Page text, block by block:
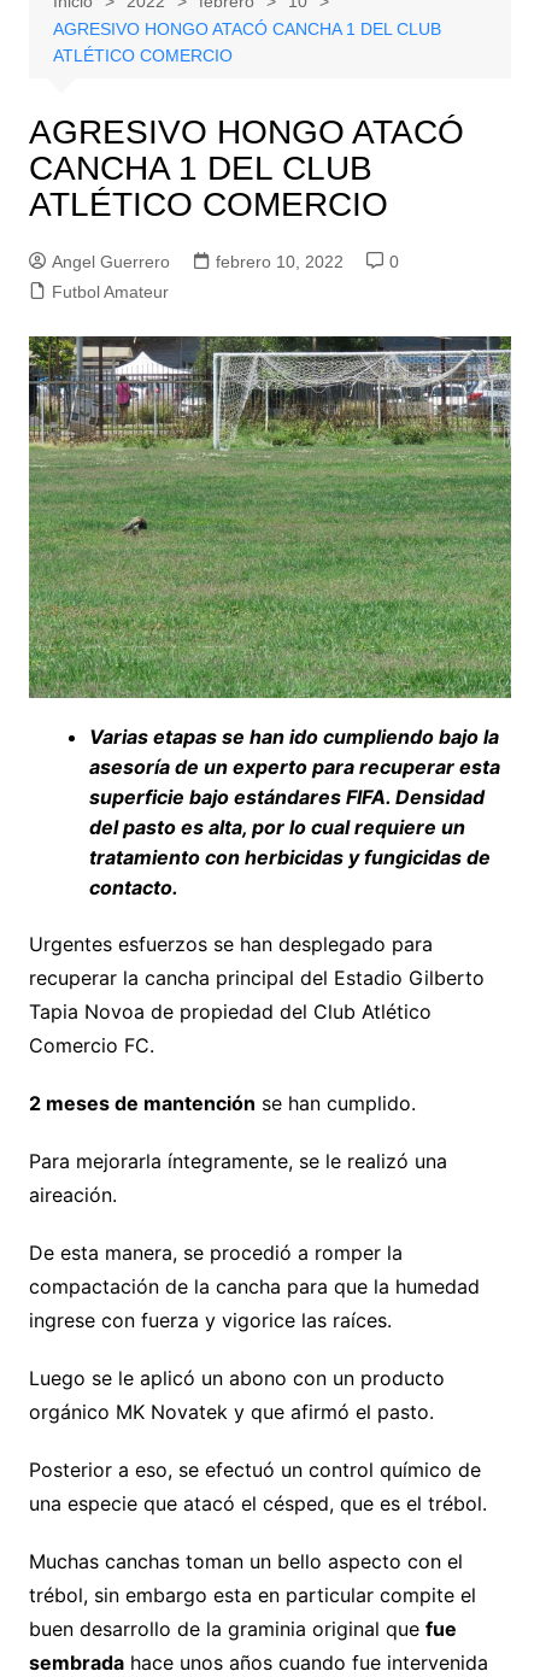
AGRESIVO HONGO ATACÓ CANCHA 1 DEL CLUB
ATLÉTICO COMERCIO
AGRESIVO HONGO ATACÓ
CANCHA 1 DEL CLUB
ATLÉTICO COMERCIO
Angel Guerrero febrero 10, 2022
0
Futbol Amateur
Varias etapas se han ido cumpliendo bajo la
asesoría de un experto para recuperar esta
superficie bajo estándares FIFA. Densidad
del pasto es alta, por lo cual requiere un
tratamiento con herbicidas y fungicidas de
contacto.
Urgentes esfuerzos se han desplegado para
recuperar la cancha principal del Estadio Gilberto
Tapia Novoa de propiedad del Club Atlético
Comercio FC.
2 meses de mantención se han cumplido.
Para mejorarla íntegramente, se le realizó una
aireación.
De esta manera, se procedió a romper la
compactación de la cancha para que la humedad
ingrese con fuerza y vigorice las raíces.
Luego se le aplicó un abono con un producto
orgánico MK Novatek y que afirmó el pasto.
Posterior a eso, se efectuó un control químico de
una especie que atacó el césped, que es el trébol.
Muchas canchas toman un bello aspecto con el
trébol, sin embargo esta en particular compite el
buen desarrollo de la graminia original que fue
sembradahace unos años cuando fue intervenida